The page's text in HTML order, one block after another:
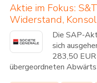
Aktie im Fokus:
Widerstand,
Die SAP-
sich
283,50 EUR
übergeordneten